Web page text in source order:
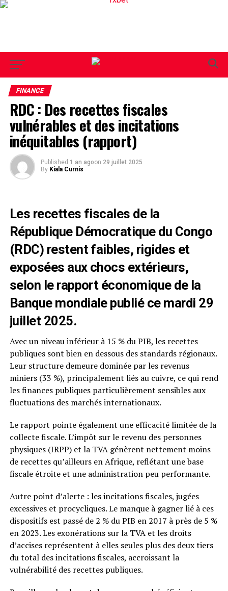
FINANCE
RDC : Des recettes fiscales
vulnérables et des incitations
inéquitables (rapport)
Published 1 an agoon 29 juillet 2025
By Kiala Curnis
Les recettes fiscales de la
République Démocratique du Congo
(RDC) restent faibles, rigides et
exposées aux chocs extérieurs,
selon le rapport économique de la
Banque mondiale publié ce mardi 29
juillet 2025.
Avec un niveau inférieur à 15 % du PIB, les recettes
publiques sont bien en dessous des standards régionaux.
Leur structure demeure dominée par les revenus
miniers (33 %), principalement liés au cuivre, ce qui rend
les finances publiques particulièrement sensibles aux
fluctuations des marchés internationaux.
Le rapport pointe également une efficacité limitée de la
collecte fiscale. L’impôt sur le revenu des personnes
physiques (IRPP) et la TVA génèrent nettement moins
de recettes qu’ailleurs en Afrique, reflétant une base
fiscale étroite et une administration peu performante.
Autre point d’alerte : les incitations fiscales, jugées
excessives et procycliques. Le manque à gagner lié à ces
dispositifs est passé de 2 % du PIB en 2017 à près de 5 %
en 2023. Les exonérations sur la TVA et les droits
d’accises représentent à elles seules plus des deux tiers
du total des incitations fiscales, accroissant la
vulnérabilité des recettes publiques.